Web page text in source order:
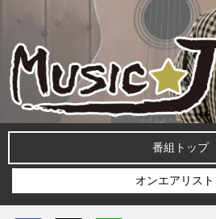
番組トップ
オンエアリスト